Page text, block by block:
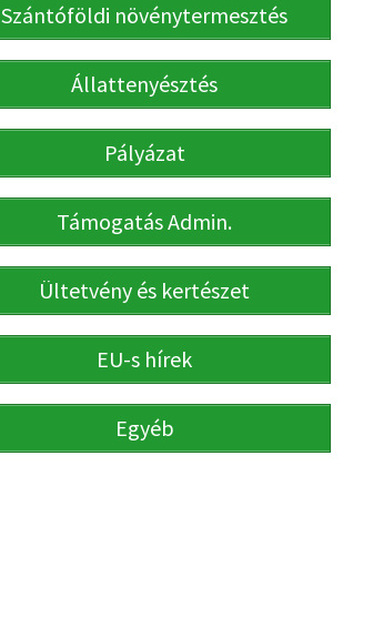
Szántóföldi növénytermesztés
Állattenyésztés
Pályázat
Támogatás Admin.
Ültetvény és kertészet
EU-s hírek
Egyéb